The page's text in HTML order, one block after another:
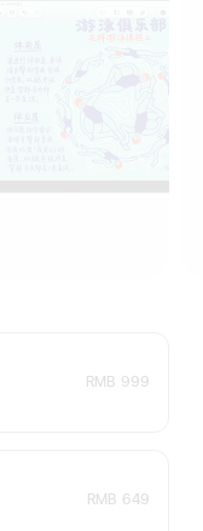
RMB 999
RMB 649